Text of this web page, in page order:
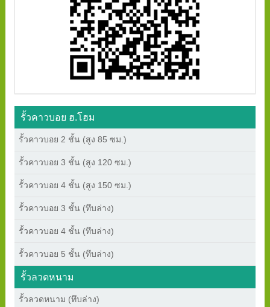
รั้วคาวบอย ฮ.โฮม
รั้วคาวบอย 2 ชั้น (สูง 85 ซม.)
รั้วคาวบอย 3 ชั้น (สูง 120 ซม.)
รั้วคาวบอย 4 ชั้น (สูง 150 ซม.)
รั้วคาวบอย 3 ชั้น (ทึบล่าง)
รั้วคาวบอย 4 ชั้น (ทึบล่าง)
รั้วคาวบอย 5 ชั้น (ทึบล่าง)
รั้วลวดหนาม
รั้วลวดหนาม (ทึบล่าง)